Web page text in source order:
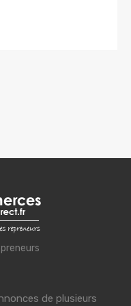
de plusieurs